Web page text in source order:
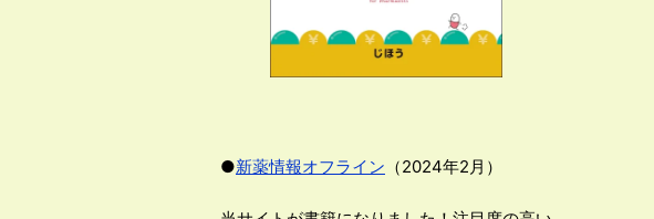
●新薬情報オフライン （2024年2月）